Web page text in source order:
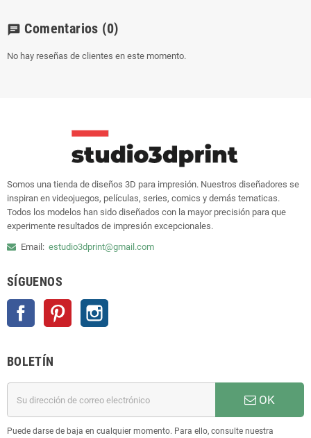
chat Comentarios (0)
No hay reseñas de clientes en este momento.
Somos una tienda de diseños 3D para impresión. Nuestros diseñadores se
inspiran en videojuegos, películas, series, comics y demás tematicas.
Todos los modelos han sido diseñados con la mayor precisión para que
experimente resultados de impresión excepcionales.
Email: estudio3dprint@gmail.com
SÍGUENOS
Facebook Pinterest
BOLETÍN
OK
Puede darse de baja en cualquier momento. Para ello, consulte nuestra